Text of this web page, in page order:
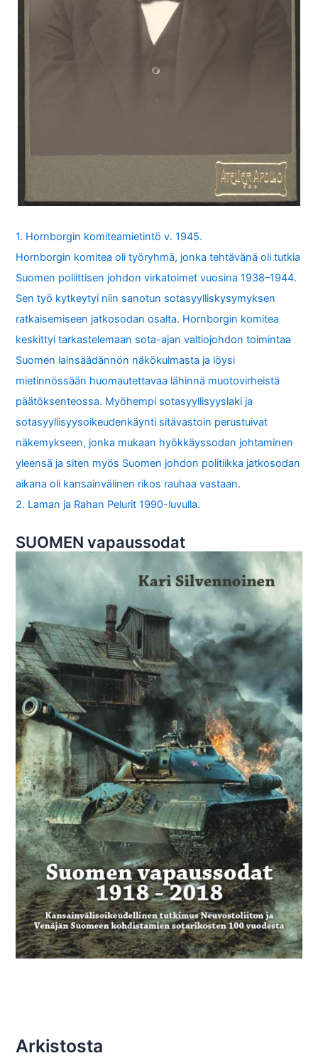
1. Hornborgin komiteamietintö v. 1945.
Hornborgin komitea oli työryhmä, jonka tehtävänä oli tutkia
Suomen poliittisen johdon virkatoimet vuosina 1938–1944.
Sen työ kytkeytyi niin sanotun sotasyylliskysymyksen
ratkaisemiseen jatkosodan osalta. Hornborgin komitea
keskittyi tarkastelemaan sota-ajan valtiojohdon toimintaa
Suomen lainsäädännön näkökulmasta ja löysi
mietinnössään huomautettavaa lähinnä muotovirheistä
päätöksenteossa. Myöhempi sotasyyllisyyslaki ja
sotasyyllisyysoikeudenkäynti sitävastoin perustuivat
näkemykseen, jonka mukaan hyökkäyssodan johtaminen
yleensä ja siten myös Suomen johdon politiikka jatkosodan
aikana oli kansainvälinen rikos rauhaa vastaan.
2. Laman ja Rahan Pelurit 1990-luvulla.
SUOMEN vapaussodat
Arkistosta